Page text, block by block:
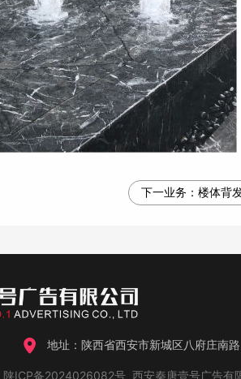
下一业务： 楼体背
地址：陕西省西安市新城区八府庄南
陕ICP备2024026082号 西安秦唐壹号广告有